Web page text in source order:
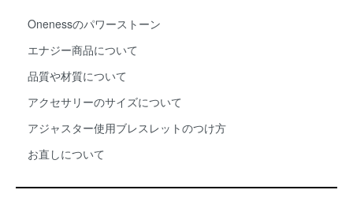
Onenessのパワーストーン
エナジー商品について
品質や材質について
アクセサリーのサイズについて
アジャスター使用ブレスレットのつけ方
お直しについて